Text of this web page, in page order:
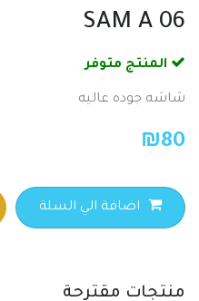
SAM A 06
المنتج متوفر
شاشه جوده عاليه
₪80
اضافة الي السلة
منتجات مقترحة